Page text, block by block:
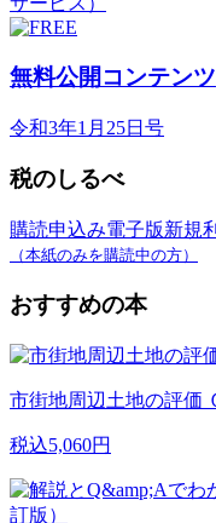
無料公開コンテンツ
令和3年1月25日号
税のしるべ
購読申込み電子版新規
（本紙のみを購読中の方）
おすすめの本
市街地周辺土地の評価
税込5,060円